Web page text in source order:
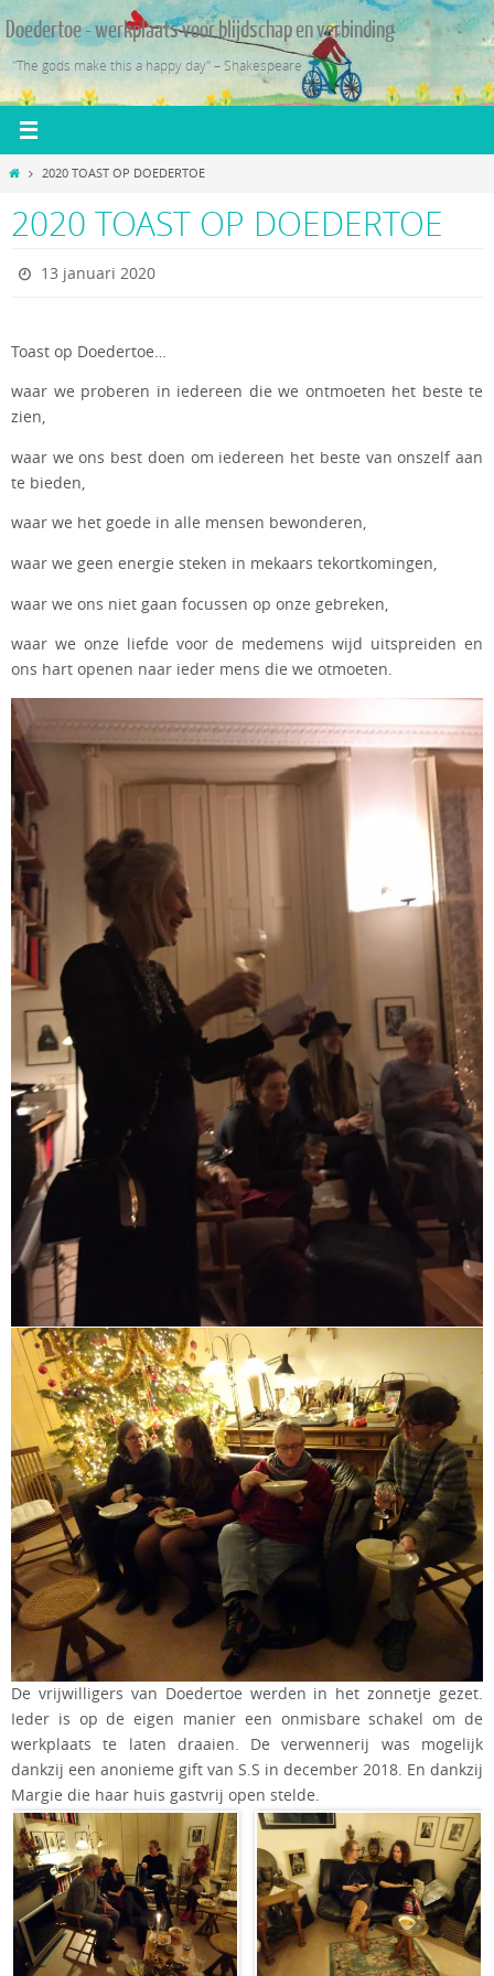
Ga
naar
de
inhoud
Doedertoe - werkplaats voor blijdschap en verbinding
"The gods make this a happy day" – Shakespeare
Home2020 TOAST OP DOEDERTOE
2020 TOAST OP DOEDERTOE
13 januari 2020
Toast op Doedertoe…
waar we proberen in iedereen die we ontmoeten het beste te
zien,
waar we ons best doen om iedereen het beste van onszelf aan
te bieden,
waar we het goede in alle mensen bewonderen,
waar we geen energie steken in mekaars tekortkomingen,
waar we ons niet gaan focussen op onze gebreken,
waar we onze liefde voor de medemens wijd uitspreiden en
ons hart openen naar ieder mens die we otmoeten.
De vrijwilligers van Doedertoe werden in het zonnetje gezet.
Ieder is op de eigen manier een onmisbare schakel om de
werkplaats te laten draaien. De verwennerij was mogelijk
dankzij een anonieme gift van S.S in december 2018. En dankzij
Margie die haar huis gastvrij open stelde.